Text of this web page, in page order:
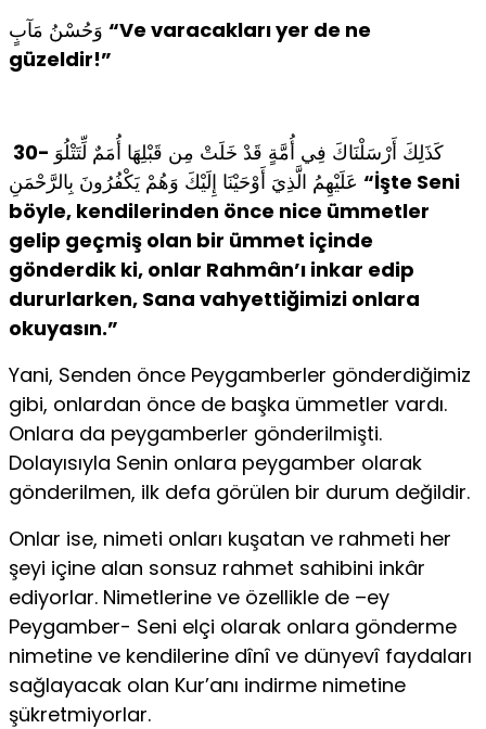
“Ve varacakları yer de ne
güzeldir!”
30- كَذَلِكَ أَرْسَلْنَاكَ فِي أُمَّةٍ قَدْ خَلَتْ مِن قَبْلِهَا أُمَمٌ لِّتَتْلُوَ
“İşte Seni
böyle, kendilerinden önce nice ümmetler
gelip geçmiş olan bir ümmet içinde
gönderdik ki, onlar Rahmân’ı inkar edip
dururlarken, Sana vahyettiğimizi onlara
okuyasın.”
Yani, Senden önce Peygamberler gönderdiğimiz
gibi, onlardan önce de başka ümmetler vardı.
Onlara da peygamberler gönderilmişti.
Dolayısıyla Senin onlara peygamber olarak
gönderilmen, ilk defa görülen bir durum değildir.
Onlar ise, nimeti onları kuşatan ve rahmeti her
şeyi içine alan sonsuz rahmet sahibini inkâr
ediyorlar. Nimetlerine ve özellikle de –ey
Peygamber- Seni elçi olarak onlara gönderme
nimetine ve kendilerine dînî ve dünyevî faydaları
sağlayacak olan Kur’anı indirme nimetine
şükretmiyorlar.